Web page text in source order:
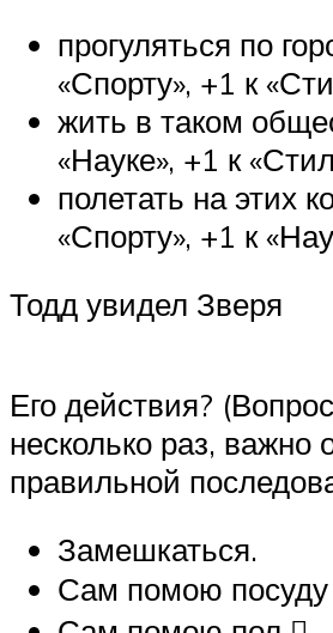
прогуляться по
«Спорту», +1 к
жить в таком
«Науке», +1 к
полетать на этих
«Спорту», ️+1 к
Тодд увидел Зверя
Его действия?
несколько раз, важно
правильной
Замешкаться.
Сам помою посуду